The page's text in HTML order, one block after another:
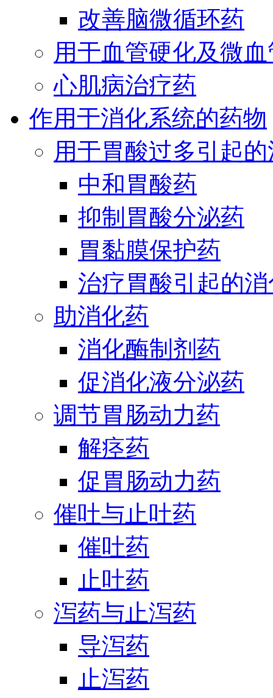
改善脑微循环药
用于血管硬化及微
心肌病治疗药
作用于消化系统的药物
用于胃酸过多引起
中和胃酸药
抑制胃酸分泌药
胃黏膜保护药
治疗胃酸引起的
助消化药
消化酶制剂药
促消化液分泌药
调节胃肠动力药
解痉药
促胃肠动力药
催吐与止吐药
催吐药
止吐药
泻药与止泻药
导泻药
止泻药